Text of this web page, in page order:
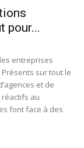
pour...
entreprises
sur tout le
et de
au
font face à des